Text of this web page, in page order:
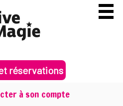
réservations
à son compte